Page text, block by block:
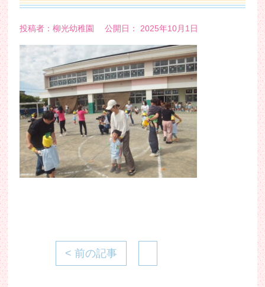
投稿者：柳光幼稚園 公開日： 2025年10月1日
< 前の記事